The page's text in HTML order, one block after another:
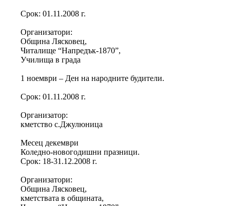
Срок: 01.11.2008 г.
Организатори:
Община Лясковец,
Читалище “Напредък-1870”,
Училища в града
1 ноември – Ден на народните будители.
Срок: 01.11.2008 г.
Организатор:
кметство с.Джулюница
Месец декември
Коледно-новогодишни празници.
Срок: 18-31.12.2008 г.
Организатори:
Община Лясковец,
кметствата в общината,